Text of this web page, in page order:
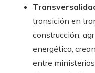
transición en
construcción,
energética,
entre